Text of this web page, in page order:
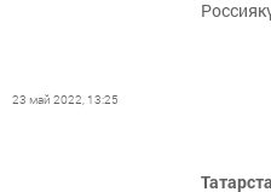
23 май 2022, 13:25